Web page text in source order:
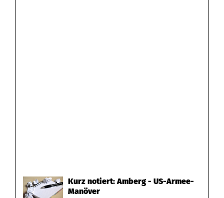
Kurz notiert: Amberg - US-Armee-
Manöver